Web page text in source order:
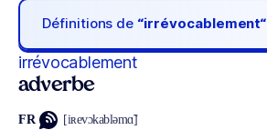
Définitions de “irrévocablement“
irrévocablement
adverbe
FR [iʀevɔkabləmɑ̃]